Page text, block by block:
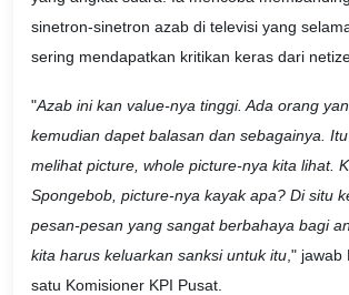
sinetron-sinetron azab di televisi yang
sering mendapatkan kritikan keras dari
"Azab ini kan value-nya tinggi. Ada orang
kemudian dapet balasan dan sebagainya.
melihat picture, whole picture-nya kita lihat.
Spongebob, picture-nya kayak apa? Di situ
pesan-pesan yang sangat berbahaya bagi
kita harus keluarkan sanksi untuk itu ," jawab
satu Komisioner KPI Pusat.